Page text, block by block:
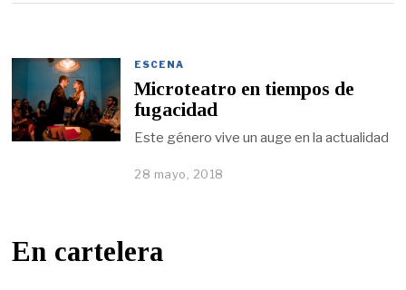
ESCENA
Microteatro en tiempos de
fugacidad
Este género vive un auge en la actualidad
28 mayo, 2018
En cartelera